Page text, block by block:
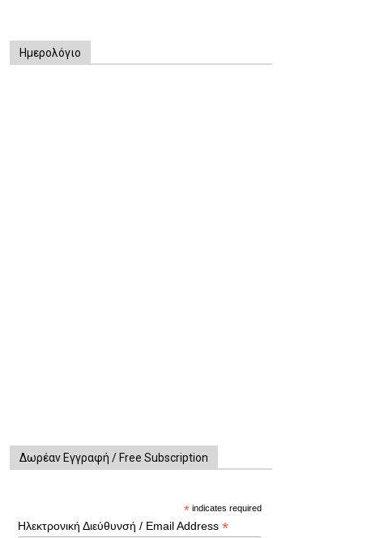
Ημερολόγιο
Δωρέαν Εγγραφή / Free Subscription
* indicates required
Ηλεκτρονική Διεύθυνσή / Email Address *